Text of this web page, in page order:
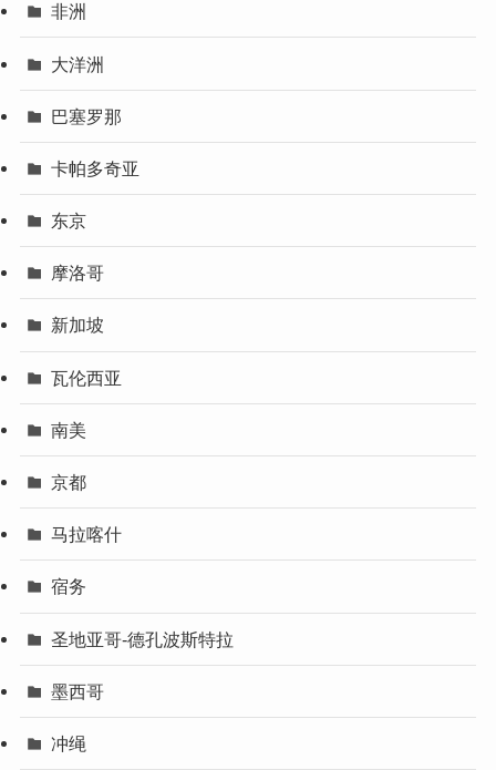
非洲
大洋洲
巴塞罗那
卡帕多奇亚
东京
摩洛哥
新加坡
瓦伦西亚
南美
京都
马拉喀什
宿务
圣地亚哥-德孔波斯特拉
墨西哥
冲绳